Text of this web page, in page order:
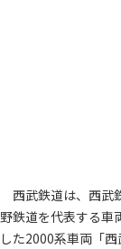
西武鉄道は、西武
野鉄道を代表する車
した2000系車両「